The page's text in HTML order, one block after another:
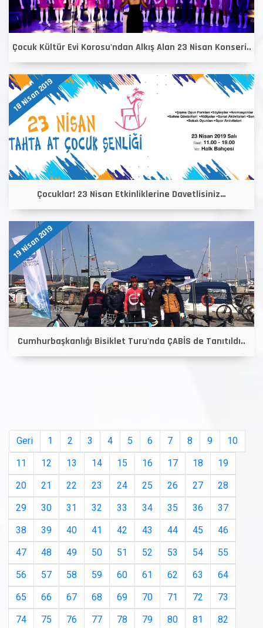
Çocuk Kültür Evi Korosu'ndan Alkış Alan 23 Nisan Konseri..
18 Nisan 2019
Çocuklar! 23 Nisan Etkinliklerine Davetlisiniz…
19 Nisan 2019
Cumhurbaşkanlığı Bisiklet Turu'nda ÇABİS de Tanıtıldı..
Geri 1 2 3 4 5 6 7 8 9
10
11
12 13 14 15 16 17 18
19
20
21 22 23 24 25 26 27
28
29
30 31 32 33 34 35 36
37
38
39 40 41 42 43 44 45
46
47
48 49 50 51 52 53 54
55
56
57 58 59 60 61 62 63
64
65
66 67 68 69 70 71 72
73
74
75 76 77 78 79 80 81
82